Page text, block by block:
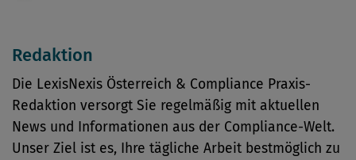
Redaktion
Die LexisNexis Österreich & Compliance Praxis-
Redaktion versorgt Sie regelmäßig mit aktuellen
News und Informationen aus der Compliance-Welt.
Unser Ziel ist es, Ihre tägliche Arbeit bestmöglich zu